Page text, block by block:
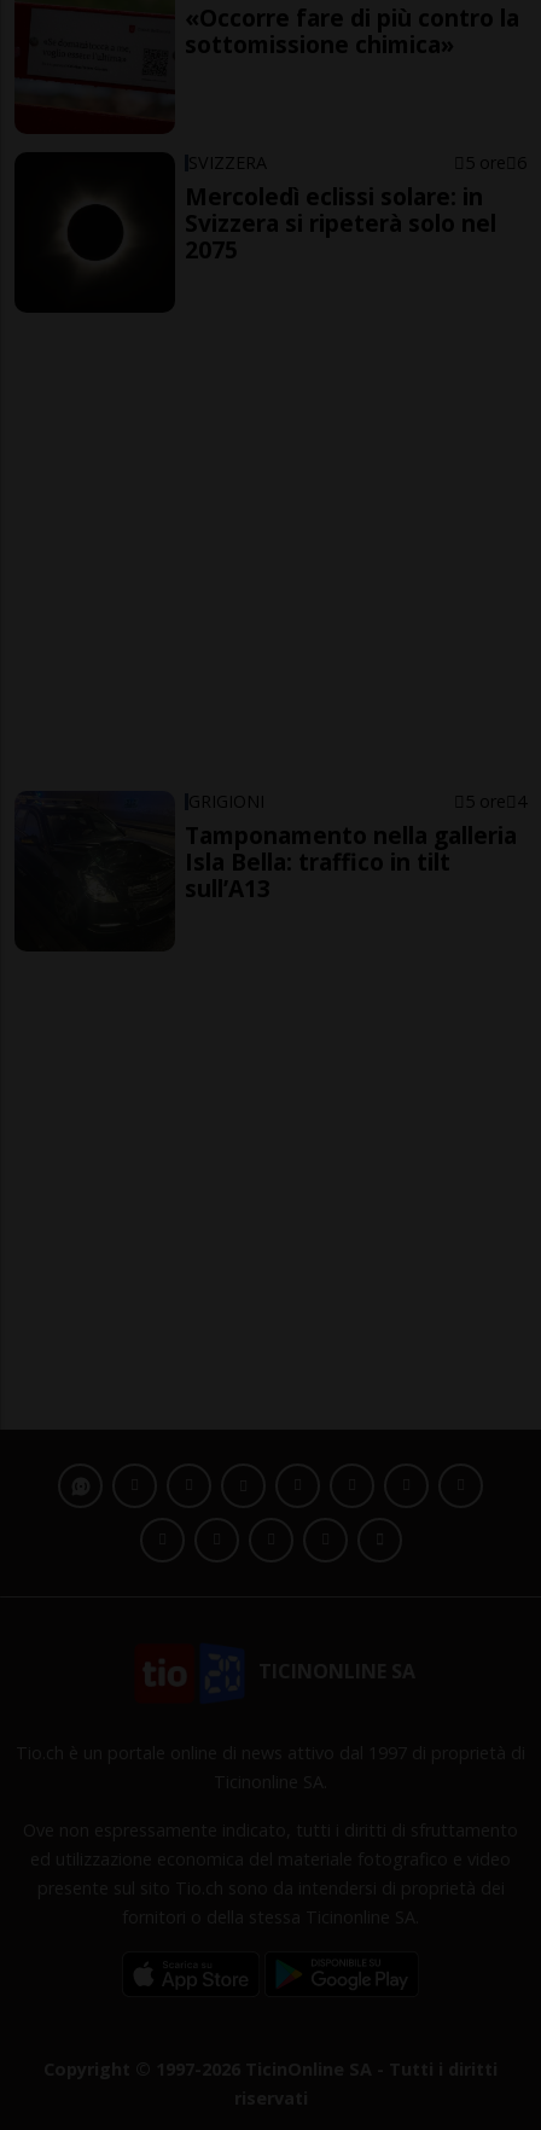
«Occorre fare di più contro la
sottomissione chimica»
SVIZZERA 5 ore 6
Mercoledì eclissi solare: in
Svizzera si ripeterà solo nel
2075
GRIGIONI 5 ore 4
Tamponamento nella galleria
Isla Bella: traffico in tilt
sull’A13